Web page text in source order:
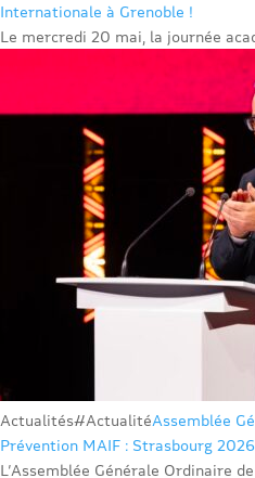
Internationale à Grenoble !
Le mercredi 20 mai, la journée
Actualités#ActualitéAssemblée
Prévention MAIF : Strasbourg 2026
L’Assemblée Générale Ordinaire de